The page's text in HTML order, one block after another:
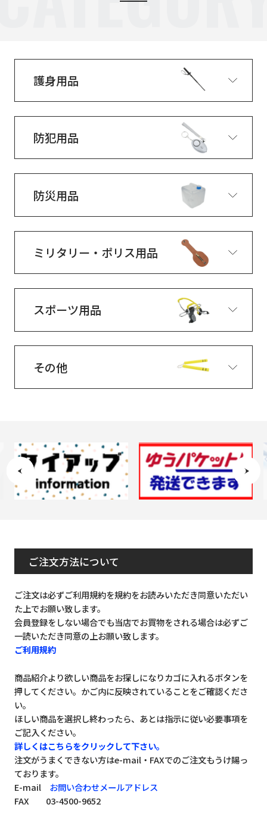
護身用品
防犯用品
防災用品
ミリタリー・ポリス用品
スポーツ用品
その他
ご注文方法について
ご注文は必ずご利用規約を規約をお読みいただき同意いただい
た上でお願い致します。
会員登録をしない場合でも当店でお買物をされる場合は必ずご
一読いただき同意の上お願い致します。
ご利用規約
商品紹介より欲しい商品をお探しになりカゴに入れるボタンを
押してください。かご内に反映されていることをご確認くださ
い。
ほしい商品を選択し終わったら、あとは指示に従い必要事項を
ご記入ください。
詳しくはこちらをクリックして下さい。
注文がうまくできない方はe-mail・FAXでのご注文もうけ賜っ
ております。
E-mail お問い合わせメールアドレス
FAX 03-4500-9652